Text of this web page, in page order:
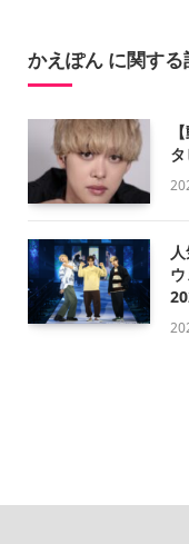
かえぽん に関す